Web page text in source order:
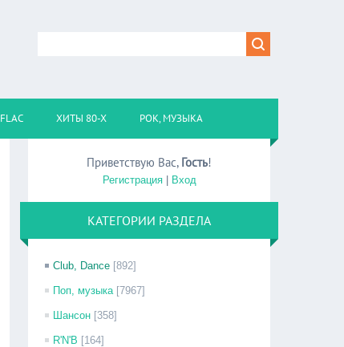
FLAC ХИТЫ 80-Х РОК, МУЗЫКА
Приветствую Вас, Гость!
Регистрация| Вход
КАТЕГОРИИ РАЗДЕЛА
Club, Dance [892]
Поп, музыка [7967]
Шансон [358]
R'N'B [164]